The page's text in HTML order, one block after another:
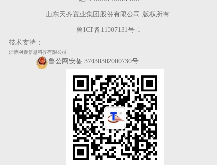
山东天齐置业集团股份有限公司 版权所有
鲁ICP备11007131号-1
技术支持：
淄博网泰信息科技有限公司
鲁公网安备 37030302000730号